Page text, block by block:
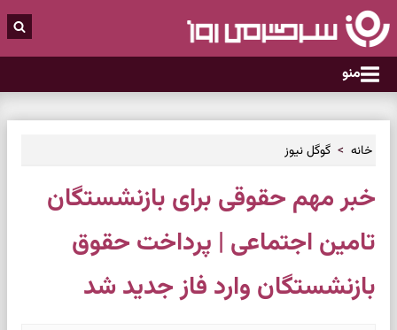
منو
خانه گوگل نیوز
خبر مهم حقوقی برای بازنشستگان
تامین اجتماعی | پرداخت حقوق‌
بازنشستگان وارد فاز جدید شد